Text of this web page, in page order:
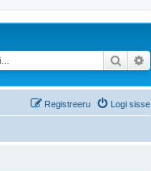
Otsi
Logi sisse
Registreeru